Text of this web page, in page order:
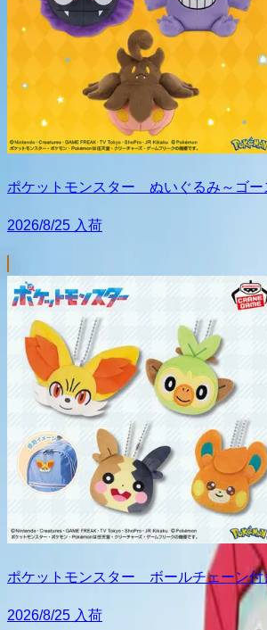
ポケットモンスター ぬいぐるみ～ゴー
2026/8/25 入荷
ポケットモンスター ボールチェーン付
2026/8/25 入荷